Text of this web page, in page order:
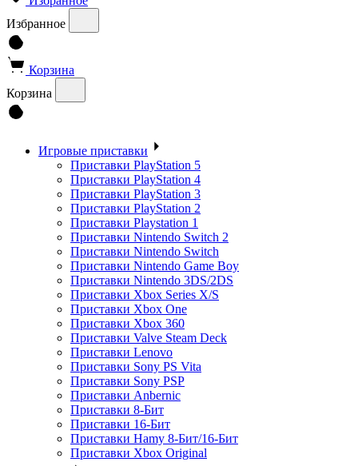
Избранное
Корзина
Корзина
Игровые приставки
Приставки PlayStation 5
Приставки PlayStation 4
Приставки PlayStation 3
Приставки PlayStation 2
Приставки Playstation 1
Приставки Nintendo Switch 2
Приставки Nintendo Switch
Приставки Nintendo Game Boy
Приставки Nintendo 3DS/2DS
Приставки Xbox Series X/S
Приставки Xbox One
Приставки Xbox 360
Приставки Valve Steam Deck
Приставки Lenovo
Приставки Sony PS Vita
Приставки Sony PSP
Приставки Anbernic
Приставки 8-Бит
Приставки 16-Бит
Приставки Hamy 8-Бит/16-Бит
Приставки Xbox Original